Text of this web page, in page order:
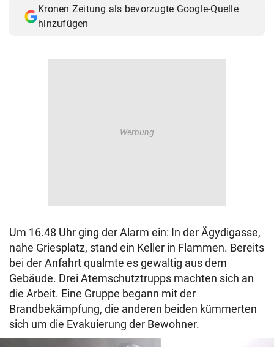
Kronen Zeitung als bevorzugte Google-Quelle
hinzufügen
Um 16.48 Uhr ging der Alarm ein: In der Ägydigasse,
nahe Griesplatz, stand ein Keller in Flammen. Bereits
bei der Anfahrt qualmte es gewaltig aus dem
Gebäude. Drei Atemschutztrupps machten sich an
die Arbeit. Eine Gruppe begann mit der
Brandbekämpfung, die anderen beiden kümmerten
sich um die Evakuierung der Bewohner.